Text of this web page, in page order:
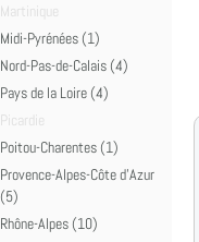
Martinique
Midi-Pyrénées (1)
Nord-Pas-de-Calais (4)
Pays de la Loire (4)
Picardie
Poitou-Charentes (1)
Provence-Alpes-Côte d'Azur
(5)
Rhône-Alpes (10)